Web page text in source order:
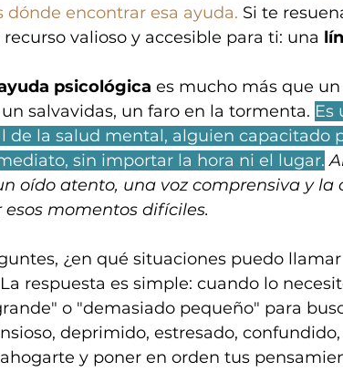
dónde encontrar esa ayuda. Si te
valioso y accesible para ti: una
psicológica es mucho más que
salvavidas, un faro en la tormenta. Es
de la salud mental, alguien capacitado
sin importar la hora ni el lugar.
oído atento, una voz comprensiva y la
momentos difíciles.
¿en qué situaciones puedo
respuesta es simple: cuando lo
o "demasiado pequeño" para
deprimido, estresado,
y poner en orden tus